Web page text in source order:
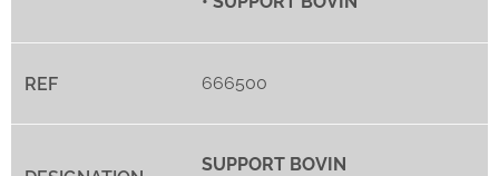
666500
SUPPORT BOVIN